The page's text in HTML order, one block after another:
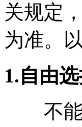
关规定
为准。
1.自由
不能